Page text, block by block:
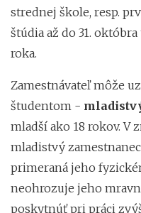
strednej škole, resp.
štúdia až do 31.
roka.
Zamestnávateľ môže
študentom -
mladší ako 18 rokov. V
mladistvý
primeraná jeho
neohrozuje jeho
poskytnúť pri práci